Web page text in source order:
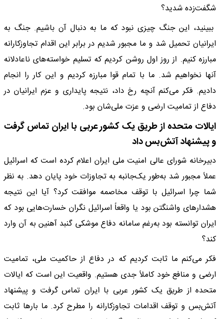
شگفت‌زده شدید؟
ببینید، این جنگ چیزی نبود که ما به دنبال آن باشیم. جنگ به
ایرانیان تحمیل شد و ما مجبور شدیم در برابر این اقدام تجاوزکارانه
مبارزه کنیم. از روز اول روشن کردیم که تسلیم خواسته‌های ناعادلانه
آنها نخواهیم شد. ما با تمام قوا مبارزه کردیم و این کار را انجام
دادیم. فکر می‌کنم آنچه رخ داد، نتیجه پایداری و عزم ایرانیان در
دفاع از تمامیت ارضی و عزت ملی‌شان بود.
ایالات متحده از طریق یک کشور عربی با ایران تماس گرفت
و پیشنهاد آتش‌بس داد
دبیرخانه شورای عالی امنیت ملی ایران اعلام کرده است که اسرائیل
عملاً مجبور شد به‌طور یک‌جانبه به تجاوزات خود پایان دهد. به نظر
شما چرا اسرائیل با توقف مخاصمه موافقت کرد؟ آیا این نتیجه
هشدارهای واشنگتن بود یا واقعاً اسرائیل نگران خسارت‌هایی بود که
ایران توانسته بود به‌رغم سامانه دفاع موشکی گنبد آهنین به آن وارد
کند؟
فکر می‌کنم ما ثابت کردیم که در دفاع از حاکمیت ملی، تمامیت
ارضی و منافع خود کاملاً جدی هستیم. واقعیت این است که ایالات
متحده از طریق یک کشور عربی با ایران تماس گرفت و پیشنهاد
آتش‌بس و توقف اقدامات تجاوزکارانه را مطرح کرد. ما بارها ثابت